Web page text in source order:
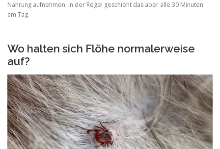
Nahrung aufnehmen. In der Regel geschieht das aber alle 30 Minuten
am Tag.
Wo halten sich Flöhe normalerweise
auf?